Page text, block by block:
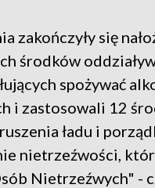
zakończyły się
środków
spożywać
i zastosowali 12
ładu i
nietrzeźwości,
Nietrzeźwych" -